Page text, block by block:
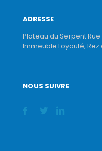
ADRESSE
Plateau du Serpent
Immeuble Loyauté,
NOUS SUIVRE